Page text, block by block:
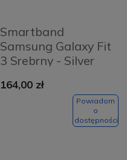
Smartband
Samsung Galaxy Fit
3 Srebrny - Silver
164,00 zł
Powiadom
o
dostępności